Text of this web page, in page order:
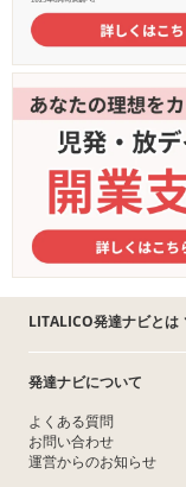
LITALICO発達ナビとは
発達ナビについて
よくある質問
お問い合わせ
運営からのお知らせ